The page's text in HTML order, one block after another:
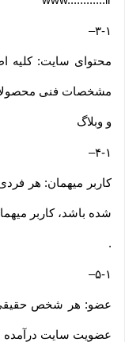
۳-۱–
محتوای سایت: کلیه
مشخصات فنی
و وبلاگ
۴-۱–
کاربر میهمان: هر
شده باشد، کاربر
.
۵-۱–
عضو: هر شخص حقیقی
عضویت سایت